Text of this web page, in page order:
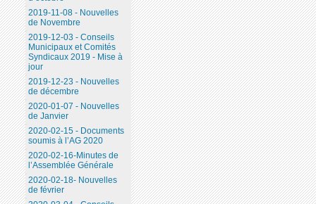
2019-11-08 - Nouvelles
de Novembre
2019-12-03 - Conseils
Municipaux et Comités
Syndicaux 2019 - Mise à
jour
2019-12-23 - Nouvelles
de décembre
2020-01-07 - Nouvelles
de Janvier
2020-02-15 - Documents
soumis à l’AG 2020
2020-02-16-Minutes de
l’Assemblée Générale
2020-02-18- Nouvelles
de février